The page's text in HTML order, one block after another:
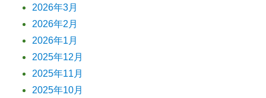
2026年3月
2026年2月
2026年1月
2025年12月
2025年11月
2025年10月